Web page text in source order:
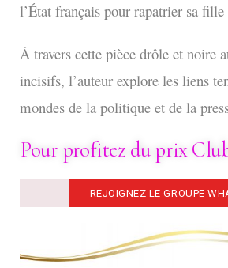
l’État français pour rapatrier sa fille
À travers cette pièce drôle et noire
incisifs, l’auteur explore les liens
mondes de la politique et de la
Pour profitez du prix
REJOIGNEZ LE GROUPE